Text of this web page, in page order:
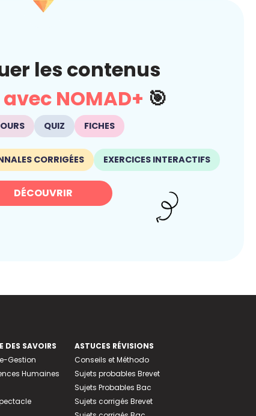
les contenus
avec NOMAD+ 🎯
QUIZ FICHES
CORRIGÉES EXERCICES INTERACTIFS
DÉCOUVRIR
DES SAVOIRS
Gestion
Humaines
ASTUCES RÉVISIONS
Conseils et Méthodo
Sujets probables Brevet
Sujets Probables Bac
Sujets corrigés Brevet